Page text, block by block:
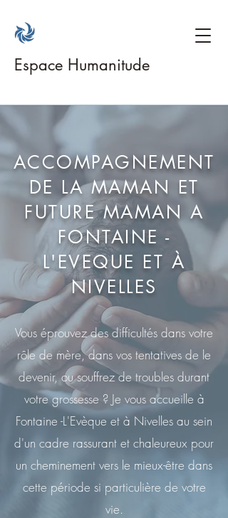
Espace Humanitude
ACCOMPAGNEMENT
DE LA MAMAN ET
FUTURE MAMAN A
FONTAINE -
L'EVEQUE ET À
NIVELLES
Vous éprouvez des difficultés dans votre
rôle de mère, dans vos tentatives de le
devenir, ou souffrez de troubles durant
votre grossesse ? Je vous accueille à
Fontaine -L'Evèque et à Nivelles au sein
d'un cadre rassurant et chaleureux pour
un cheminement vers le mieux-être dans
cette période si particulière de votre
vie.